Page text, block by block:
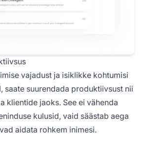
vajadust ja isiklikke kohtumisi
saate suurendada produktiivsust nii
klientide jaoks. See ei vähenda
kulusid, vaid säästab aega
aidata rohkem inimesi.